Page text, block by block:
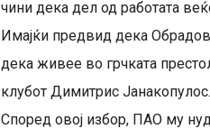
чини дека дел од работата
Имајќи предвид дека
дека живее во грчката
клубот Димитрис Јанакопулос.
Според овој избор, ПАО му